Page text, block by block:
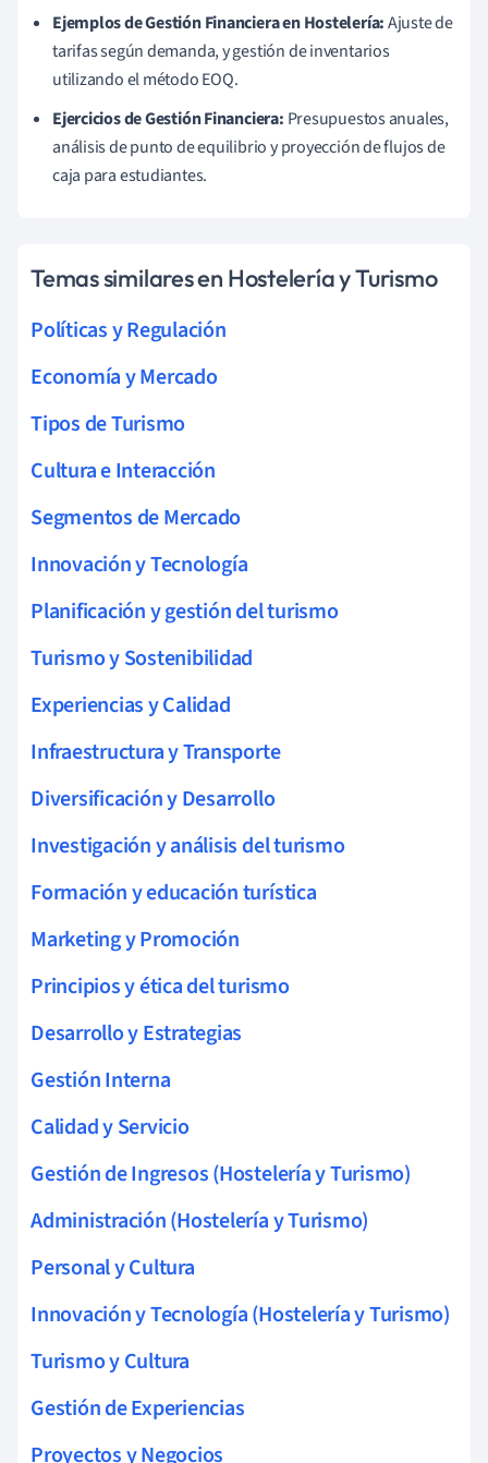
Ejemplos de Gestión Financiera en Hostelería:Ajuste de
tarifas según demanda, y gestión de inventarios
utilizando el método EOQ.
Ejercicios de Gestión Financiera: Presupuestos anuales,
análisis de punto de equilibrio y proyección de flujos de
caja para estudiantes.
Temas similares en Hostelería y Turismo
Políticas y Regulación
Economía y Mercado
Tipos de Turismo
Cultura e Interacción
Segmentos de Mercado
Innovación y Tecnología
Planificación y gestión del turismo
Turismo y Sostenibilidad
Experiencias y Calidad
Infraestructura y Transporte
Diversificación y Desarrollo
Investigación y análisis del turismo
Formación y educación turística
Marketing y Promoción
Principios y ética del turismo
Desarrollo y Estrategias
Gestión Interna
Calidad y Servicio
Gestión de Ingresos (Hostelería y Turismo)
Administración (Hostelería y Turismo)
Personal y Cultura
Innovación y Tecnología (Hostelería y Turismo)
Turismo y Cultura
Gestión de Experiencias
Proyectos y Negocios